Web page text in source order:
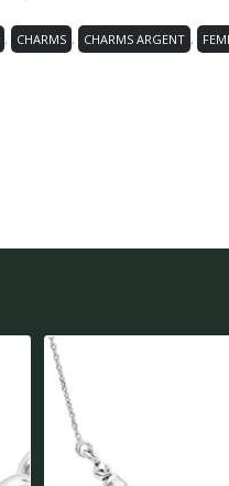
, CHARMS , CHARMS ARGENT ,